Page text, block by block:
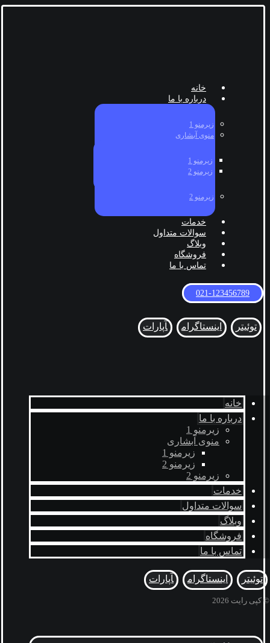
خانه
درباره با ما
زیرمنو 1
منوی آبشاری
زیرمنو 1
زیرمنو 2
زیرمنو 2
خدمات
سوالات متداول
وبلاگ
فروشگاه
تماس با ما
021-123456789
توئیتر اینستاگرام آپارات
خانه
درباره با ما
زیرمنو 1
منوی آبشاری
زیرمنو 1
زیرمنو 2
زیرمنو 2
خدمات
سوالات متداول
وبلاگ
فروشگاه
تماس با ما
توئیتر اینستاگرام آپارات
© کپی رایت 2026